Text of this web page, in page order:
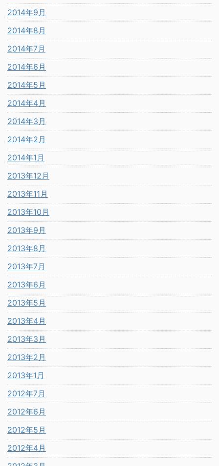
2014年9月
2014年8月
2014年7月
2014年6月
2014年5月
2014年4月
2014年3月
2014年2月
2014年1月
2013年12月
2013年11月
2013年10月
2013年9月
2013年8月
2013年7月
2013年6月
2013年5月
2013年4月
2013年3月
2013年2月
2013年1月
2012年7月
2012年6月
2012年5月
2012年4月